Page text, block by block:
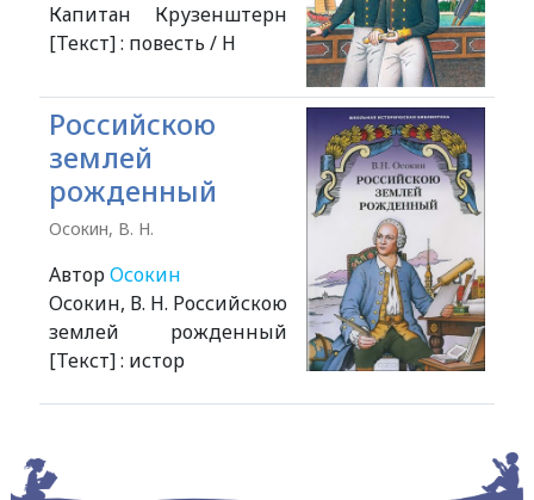
Капитан Крузенштерн
[Текст] : повесть / Н
Российскою
землей
рожденный
Осокин, В. Н.
АвторОсокин
Осокин, В. Н. Российскою
землей рожденный
[Текст] : истор